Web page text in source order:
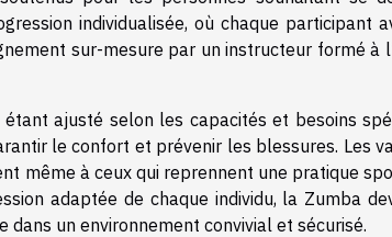
individualisée, où chaque participant
sur-mesure par un instructeur formé à
ajusté selon les capacités et besoins
le confort et prévenir les blessures. Les
même à ceux qui reprennent une pratique
adaptée de chaque individu, la Zumba
un environnement convivial et sécurisé.